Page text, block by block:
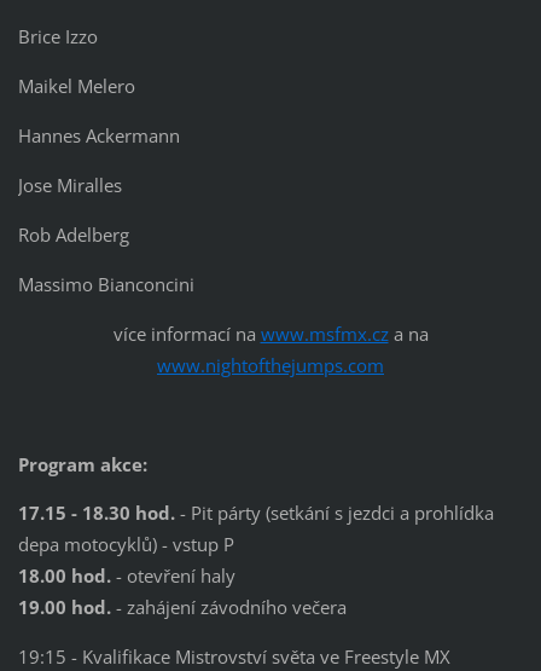
Brice Izzo
Maikel Melero
Hannes Ackermann
Jose Miralles
Rob Adelberg
Massimo Bianconcini
více informací na www.msfmx.cza na
www.nightofthejumps.com
Program akce:
17.15 - 18.30 hod.- Pit párty (setkání s jezdci a prohlídka
depa motocyklů) - vstup P
18.00 hod. - otevření haly
19.00 hod.- zahájení závodního večera
19:15 - Kvalifikace Mistrovství světa ve Freestyle MX